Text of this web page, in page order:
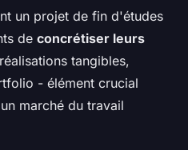
un projet de fin d'études
de concrétiser leurs
tangibles,
- élément crucial
marché du travail